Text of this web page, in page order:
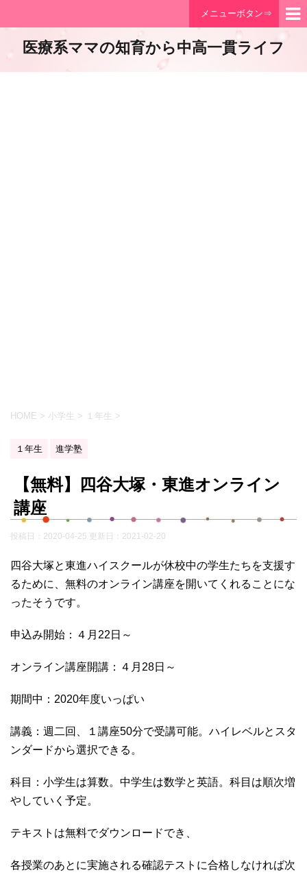
メニューボタン⇒
医療系ママの知育から中高一貫ライフ
HOME > 小学生 > １年生 >
１年生 進学塾
【無料】四谷大塚・東進オンライン
講座
投稿日：2020-04-25 更新日： 2021-02-20
四谷大塚と東進ハイスクールが休校中の学生たちを支援す
るために、無料のオンライン講座を開いてくれることにな
ったそうです。
申込み開始：４月22日～
オンライン講座開講：４月28日～
期間中：2020年度いっぱい
講義：週二回、１講座50分で受講可能。ハイレベルとスタ
ンダードから選択できる。
科目：小学生は算数。中学生は数学と英語。科目は順次増
やしていく予定。
テキストは無料でダウンロードでき、
各授業のあとに実施される確認テストに合格しなければ次